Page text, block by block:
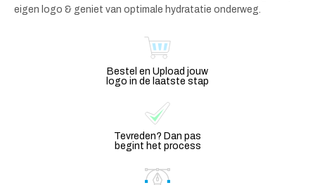
eigen logo & geniet van optimale hydratatie onderweg.
Bestel en Upload jouw
logo in de laatste stap
Tevreden? Dan pas
begint het process